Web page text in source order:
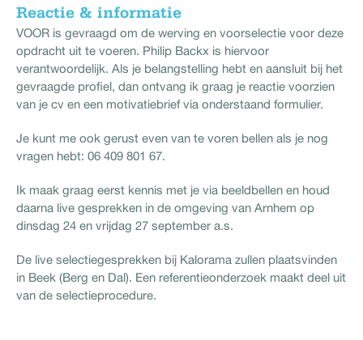
Reactie & informatie
VOOR is gevraagd om de werving en voorselectie voor deze
opdracht uit te voeren. Philip Backx is hiervoor
verantwoordelijk. Als je belangstelling hebt en aansluit bij het
gevraagde profiel, dan ontvang ik graag je reactie voorzien
van je cv en een motivatiebrief via onderstaand formulier.
Je kunt me ook gerust even van te voren bellen als je nog
vragen hebt: 06 409 801 67.
Ik maak graag eerst kennis met je via beeldbellen en houd
daarna live gesprekken in de omgeving van Arnhem op
dinsdag 24 en vrijdag 27 september a.s.
De live selectiegesprekken bij Kalorama zullen plaatsvinden
in Beek (Berg en Dal). Een referentieonderzoek maakt deel uit
van de selectieprocedure.